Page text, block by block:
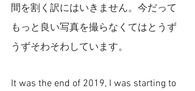
間を割く訳にはいきません。今だって
もっと良い写真を撮らなくてはとうず
うずそわそわしています。
It was the end of 2019, I was starting to